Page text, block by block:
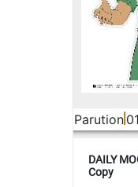
Parution
DAILY
Copy